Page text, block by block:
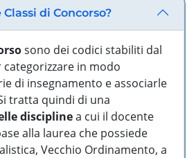
Classi di Concorso?
sono dei codici stabiliti dal
categorizzare in modo
di insegnamento e associarle
tratta quindi di una
disciplinea cui il docente
alla laurea che possiede
Vecchio Ordinamento, a